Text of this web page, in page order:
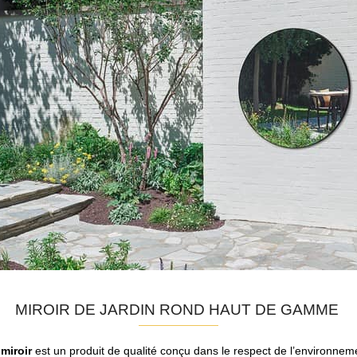
MIROIR DE JARDIN ROND HAUT DE GAMME
miroirest un produit de qualité conçu dans le respect de